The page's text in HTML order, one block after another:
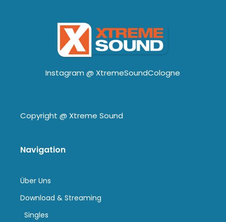
Instagram @ XtremeSoundCologne
Copyright @ Xtreme Sound
Navigation
Über Uns
Download & Streaming
Singles